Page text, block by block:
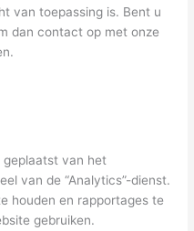
van toepassing is. Bent u
dan contact op met onze
geplaatst van het
van de “Analytics”-dienst.
houden en rapportages te
gebruiken.